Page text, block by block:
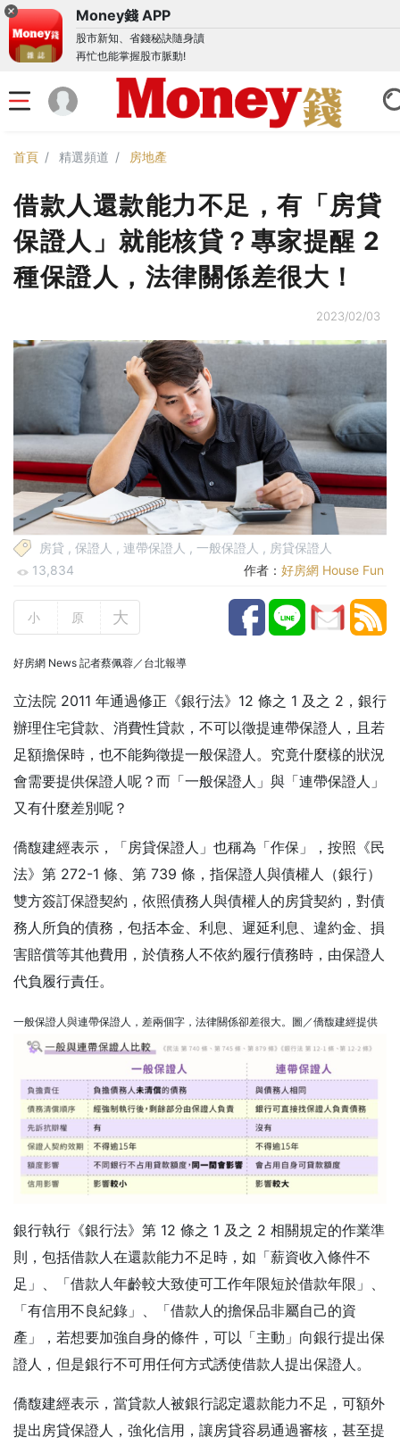
Money錢 APP
股市新知、省錢秘訣隨身讀
再忙也能掌握股市脈動!
首頁 精選頻道 房地產
借款人還款能力不足，有「房貸
保證人」就能核貸？專家提醒 2
種保證人，法律關係差很大！
2023/02/03
房貸 , 保證人 , 連帶保證人 , 一般保證人 , 房貸保證人
13,834
作者： 好房網 House Fun
小 原 大
好房網 News 記者蔡佩蓉／台北報導
立法院 2011 年通過修正《銀行法》12 條之 1 及之 2，銀行
辦理住宅貸款、消費性貸款，不可以徵提連帶保證人，且若
足額擔保時，也不能夠徵提一般保證人。究竟什麼樣的狀況
會需要提供保證人呢？而「一般保證人」與「連帶保證人」
又有什麼差別呢？
僑馥建經表示，「房貸保證人」也稱為「作保」，按照《民
法》第 272-1 條、第 739 條，指保證人與債權人（銀行）
雙方簽訂保證契約，依照債務人與債權人的房貸契約，對債
務人所負的債務，包括本金、利息、遲延利息、違約金、損
害賠償等其他費用，於債務人不依約履行債務時，由保證人
代負履行責任。
一般保證人與連帶保證人，差兩個字，法律關係卻差很大。圖／僑馥建經提供
銀行執行《銀行法》第 12 條之 1 及之 2 相關規定的作業準
則，包括借款人在還款能力不足時，如「薪資收入條件不
足」、「借款人年齡較大致使可工作年限短於借款年限」、
「有信用不良紀錄」、「借款人的擔保品非屬自己的資
產」，若想要加強自身的條件，可以「主動」向銀行提出保
證人，但是銀行不可用任何方式誘使借款人提出保證人。
僑馥建經表示，當貸款人被銀行認定還款能力不足，可額外
提出房貸保證人，強化信用，讓房貸容易通過審核，甚至提